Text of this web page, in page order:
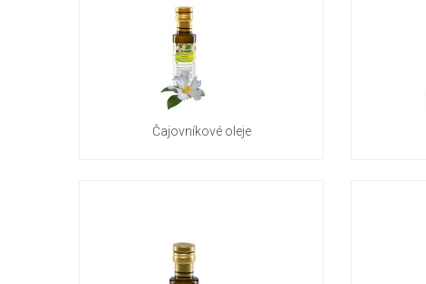
Čajovníkové oleje